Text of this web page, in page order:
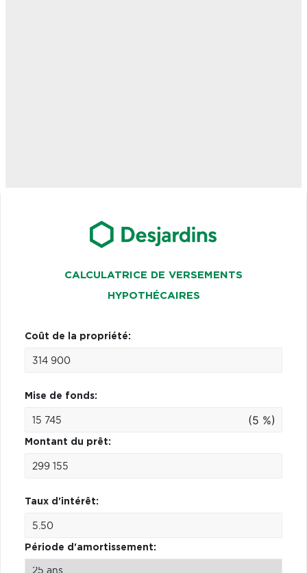
CALCULATRICE DE VERSEMENTS
HYPOTHÉCAIRES
Coût de la propriété:
Mise de fonds:
(5 %)
Montant du prêt:
Taux d'intérêt:
Période d'amortissement: